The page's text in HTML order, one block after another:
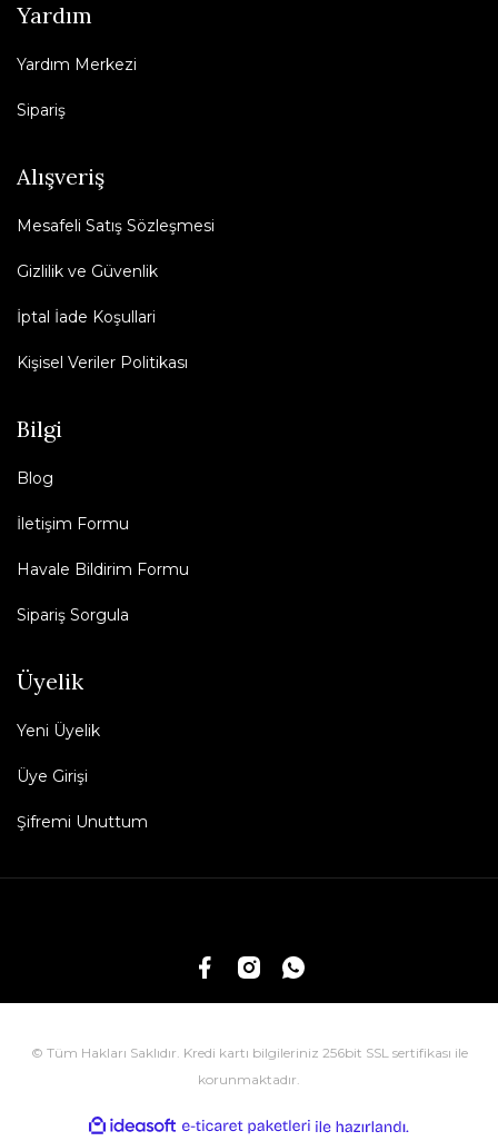
Yardım
Yardım Merkezi
Sipariş
Alışveriş
Mesafeli Satış Sözleşmesi
Gizlilik ve Güvenlik
İptal İade Koşullari
Kişisel Veriler Politikası
Bilgi
Blog
İletişim Formu
Havale Bildirim Formu
Sipariş Sorgula
Üyelik
Yeni Üyelik
Üye Girişi
Şifremi Unuttum
© Tüm Hakları Saklıdır. Kredi kartı bilgileriniz 256bit SSL sertifikası ile
korunmaktadır.
ideasoft
e-